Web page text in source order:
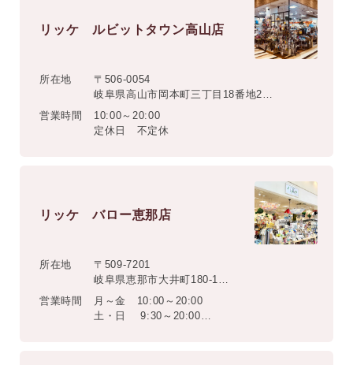
リッケ ルビットタウン高山店
所在地
〒506-0054
岐阜県高山市岡本町三丁目18番地2
ルビットタウン高山店1階
営業時間
10:00～20:00
定休日 不定休
リッケ バロー恵那店
所在地
〒509-7201
岐阜県恵那市大井町180-1
バロー恵那店1階
営業時間
月～金 10:00～20:00
土・日 9:30～20:00